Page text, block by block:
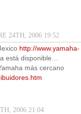
24TH, 2006 19:52
http://www.yamaha-
está disponible…
más cercano
2006 21:04